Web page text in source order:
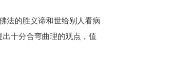
法的胜义谛和世给别人看病
十分合弯曲理的观点，值